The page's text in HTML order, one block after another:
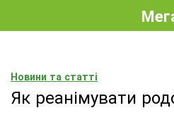
Новини та статті
Як реанімувати